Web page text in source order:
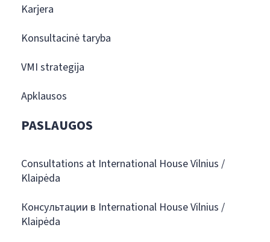
Karjera
Konsultacinė taryba
VMI strategija
Apklausos
PASLAUGOS
Consultations at International House Vilnius /
Klaipėda
Консультации в International House Vilnius /
Klaipėda